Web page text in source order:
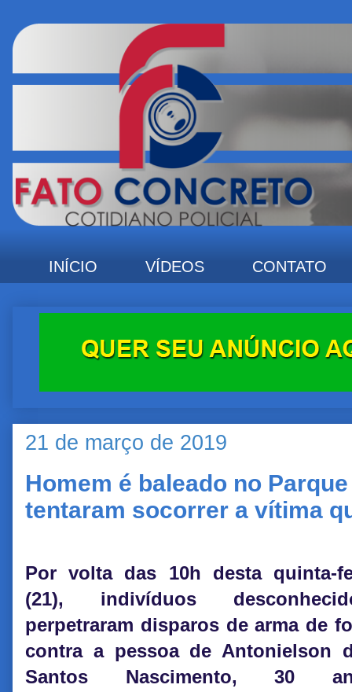
INÍCIO VÍDEOS CONTATO
21 de março de 2019
Homem é baleado no
tentaram socorrer a vítima
Por volta das 10h desta quinta-
(21), indivíduos
perpetraram disparos de arma de
contra a pessoa de Antonielson
Santos Nascimento, 30